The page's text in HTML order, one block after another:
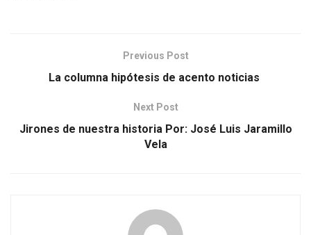
Previous Post
La columna hipótesis de acento noticias
Next Post
Jirones de nuestra historia Por: José Luis Jaramillo
Vela